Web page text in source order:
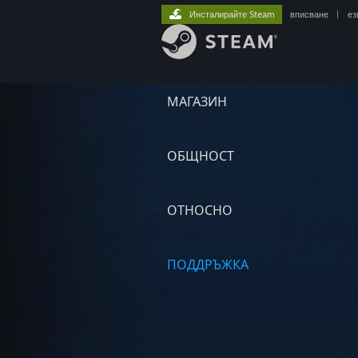
МАГАЗИН
ОБЩНОСТ
ОТНОСНО
ПОДДРЪЖКА
Инсталирайте Steam вписване